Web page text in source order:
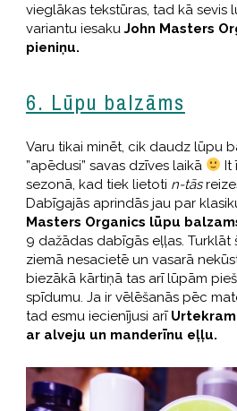
vieglākas tekstūras, tad kā sevis
variantu iesaku John Masters
pieniņu.
6. Lūpu balzāms
Varu tikai minēt, cik daudz lūpu
”apēdusi” savas dzīves laikā
It
sezonā, kad tiek lietoti n-tās
Dabīgajās aprindās jau par
Masters Organics lūpu
9 dažādas dabīgās eļļas. Turklāt
ziemā nesacietē un vasarā
biezākā kārtiņā tas arī lūpām
spīdumu. Ja ir vēlēšanās pēc
tad esmu iecienījusi arī
ar alveju un manderīnu eļļu.